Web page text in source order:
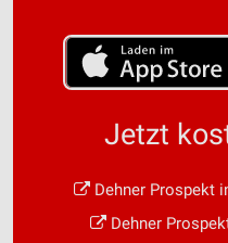
Jetzt
Dehner Prospekt
Dehner